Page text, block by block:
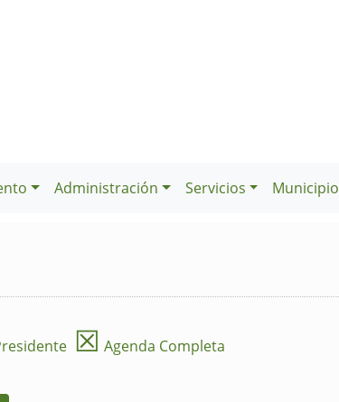
Administración Servicios Municipio
☒ Agenda Completa